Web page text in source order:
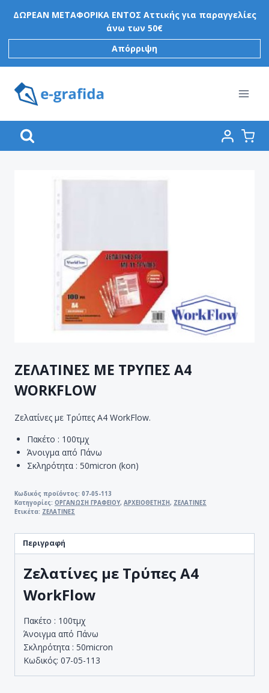
ΔΩΡΕΑΝ ΜΕΤΑΦΟΡΙΚΑ ΕΝΤΟΣ Αττικής για παραγγελίες
άνω των 50€
Απόρριψη
ΖΕΛΑΤΙΝΕΣ ΜΕ ΤΡΥΠΕΣ Α4
WORKFLOW
Ζελατίνες με Τρύπες A4 WorkFlow.
Πακέτο : 100τμχ
Άνοιγμα από Πάνω
Σκληρότητα : 50micron (kon)
Κωδικός προϊόντος: 07-05-113
Κατηγορίες: ΟΡΓΑΝΩΣΗ ΓΡΑΦΕΙΟΥ, ΑΡΧΕΙΟΘΕΤΗΣΗ, ΖΕΛΑΤΙΝΕΣ
Ετικέτα: ΖΕΛΑΤΙΝΕΣ
Περιγραφή
Ζελατίνες με Τρύπες A4
WorkFlow
Πακέτο : 100τμχ
Άνοιγμα από Πάνω
Σκληρότητα : 50micron
Κωδικός: 07-05-113